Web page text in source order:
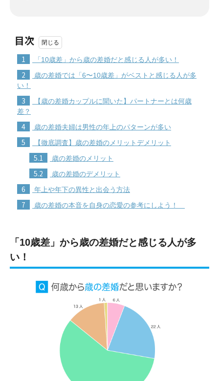
目次
1 「10歳差」から歳の差婚だと感じる人が多い！
2
歳の差婚では「6〜10歳差」がベストと感じる人が多
い！
3
【歳の差婚カップルに聞いた】パートナーとは何歳
差？
4 歳の差婚夫婦は男性の年上のパターンが多い
5 【徹底調査】歳の差婚のメリットデメリット
5.1 歳の差婚のメリット
5.2 歳の差婚のデメリット
6 年上や年下の異性と出会う方法
7 歳の差婚の本音を自身の恋愛の参考にしよう！
「10歳差」から歳の差婚だと感じる人が多
い！